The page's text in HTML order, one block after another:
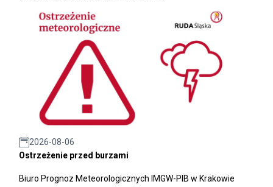
2026-08-06
Ostrzeżenie przed burzami
Biuro Prognoz Meteorologicznych IMGW-PIB w Krakowie